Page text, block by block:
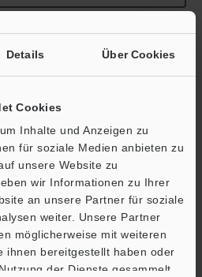
Details Über Cookies
Cookies
Inhalte und Anzeigen zu
für soziale Medien anbieten zu
unsere Website zu
wir Informationen zu Ihrer
an unsere Partner für soziale
weiter. Unsere Partner
möglicherweise mit weiteren
ihnen bereitgestellt haben oder
der Dienste gesammeltSupport